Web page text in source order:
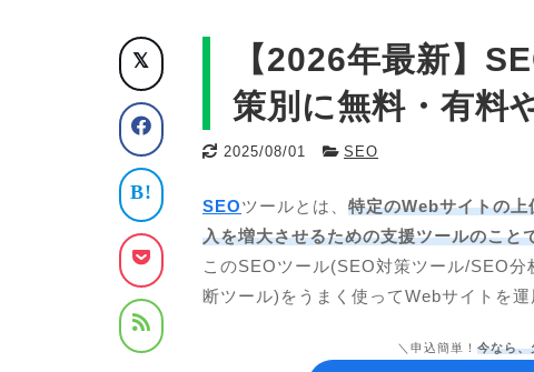
【2026年最新】
策別に無料・有料
2025/08/01 SEO
SEOツールとは、 特定のWebサイトの
入を増大させるための支援ツールのこと
このSEOツール(SEO対策ツール/SEO
断ツール)をうまく使ってWebサイトを
＼申込簡単！ 今なら、